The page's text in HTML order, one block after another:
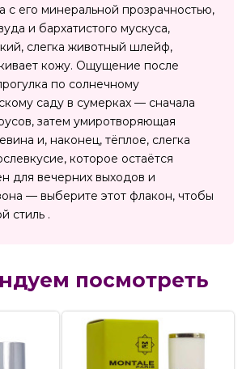
с его минеральной прозрачностью,
и бархатистого мускуса,
слегка животный шлейф,
кожу. Ощущение после
по солнечному
саду в сумерках — сначала
затем умиротворяющая
и, наконец, тёплое, слегка
которое остаётся
для вечерних выходов и
— выберите этот флакон, чтобы
стиль .
посмотреть